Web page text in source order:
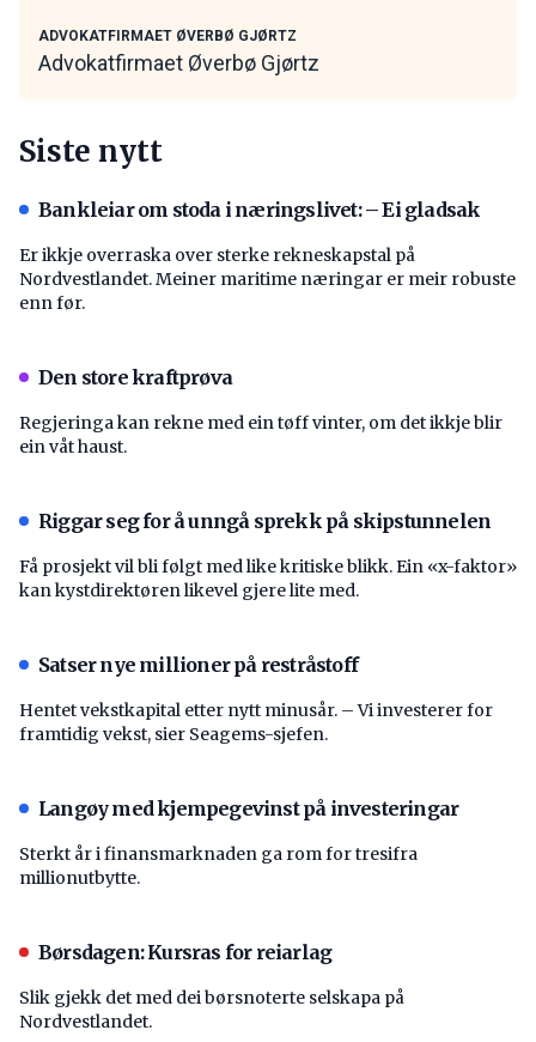
ADVOKATFIRMAET ØVERBØ GJØRTZ
Advokatfirmaet Øverbø Gjørtz
Siste nytt
Bankleiar om stoda i næringslivet: – Ei gladsak
Er ikkje overraska over sterke rekneskapstal på
Nordvestlandet. Meiner maritime næringar er meir robuste
enn før.
Den store kraftprøva
Regjeringa kan rekne med ein tøff vinter, om det ikkje blir
ein våt haust.
Riggar seg for å unngå sprekk på skipstunnelen
Få prosjekt vil bli følgt med like kritiske blikk. Ein «x-faktor»
kan kystdirektøren likevel gjere lite med.
Satser nye millioner på restråstoff
Hentet vekstkapital etter nytt minusår. – Vi investerer for
framtidig vekst, sier Seagems-sjefen.
Langøy med kjempegevinst på investeringar
Sterkt år i finansmarknaden ga rom for tresifra
millionutbytte.
Børsdagen: Kursras for reiarlag
Slik gjekk det med dei børsnoterte selskapa på
Nordvestlandet.